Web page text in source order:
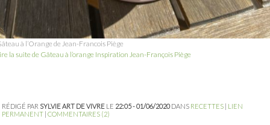
à l’Orange de Jean-Francois Piège
la suite de Gâteau à l’orange Inspiration Jean-François Piège
RÉDIGÉ PAR SYLVIE ART DE VIVRE LE 22:05 - 01/06/2020DANS RECETTES | LIEN
PERMANENT | COMMENTAIRES (2)